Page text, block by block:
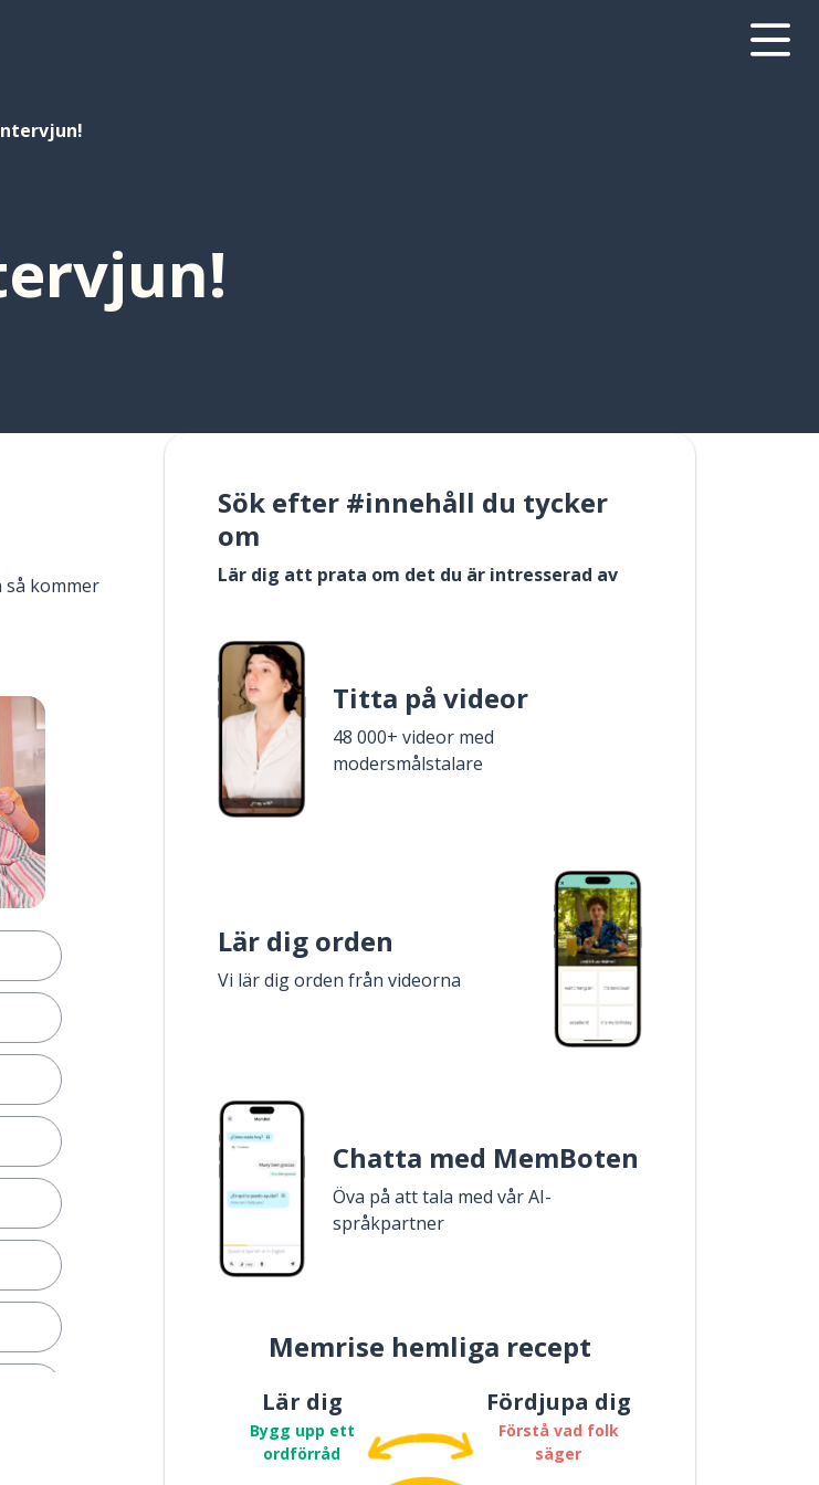
kommer
Sök efter #innehåll du tycker
om
Lär dig att prata om det du är intresserad av
Titta på videor
48 000+ videor med
modersmålstalare
Lär dig orden
Vi lär dig orden från videorna
Chatta med MemBoten
Öva på att tala med vår AI-
språkpartner
Memrise hemliga recept
Lär dig
Bygg upp ett
ordförråd
Fördjupa dig
Förstå vad folk
säger